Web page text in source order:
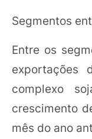
Segmentos
Entre os
exportações
complexo
crescimento
mês do ano